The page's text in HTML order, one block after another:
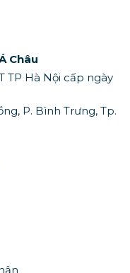
Châu
TP Hà Nội cấp ngày
P. Bình Trưng, Tp.